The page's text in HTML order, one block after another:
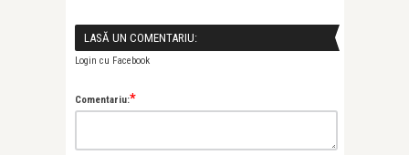
LASĂ UN COMENTARIU:
Login cu Facebook
Comentariu:*